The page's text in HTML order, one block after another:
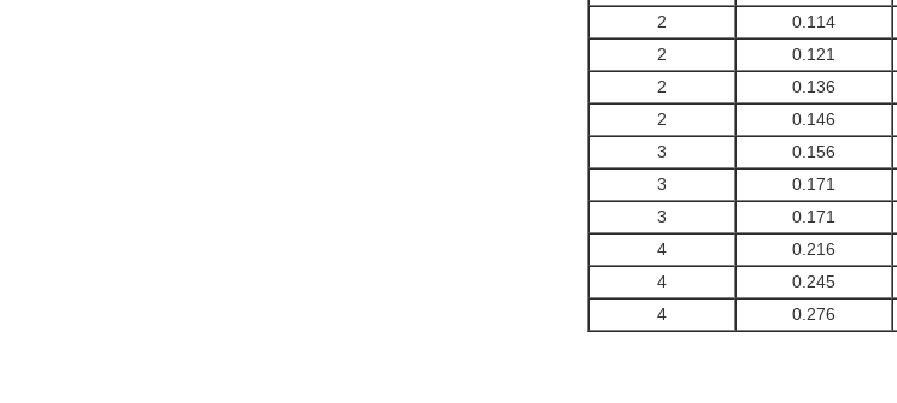
0.114
2
0.121
2
0.136
2
0.146
2
0.156
3
0.171
3
0.171
3
0.216
4
0.245
4
0.276
4